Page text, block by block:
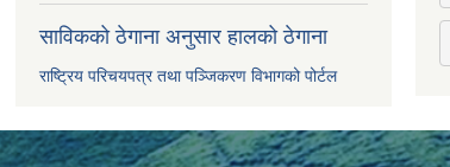
साविकको ठेगाना अनुसार हालको ठेगाना
राष्ट्रिय परिचयपत्र तथा पञ्जिकरण विभागको पोर्टल